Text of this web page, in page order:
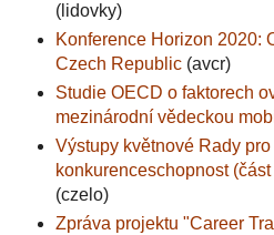
(lidovky)
Konference Horizon 2020:
Czech Republic(avcr)
Studie OECD o faktorech
mezinárodní vědeckou
Výstupy květnové Rady pro
konkurenceschopnost
(czelo)
Zpráva projektu "Career